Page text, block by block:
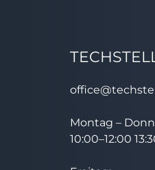
Montag –
10:00–12:00